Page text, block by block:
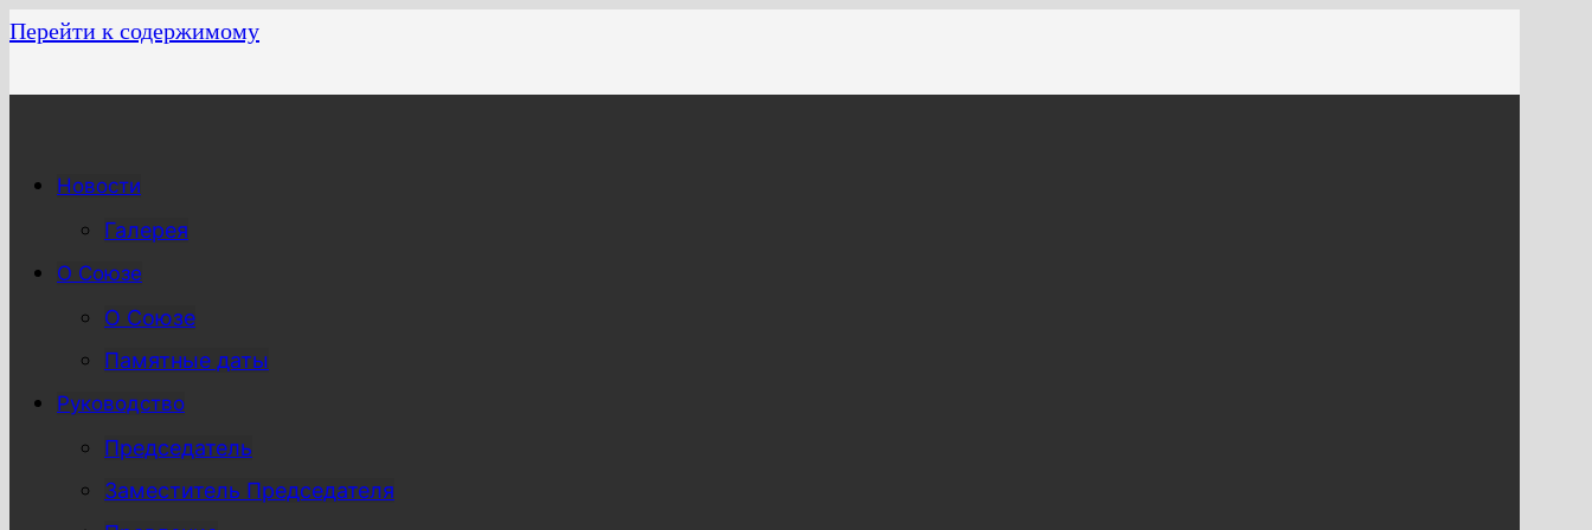
Перейти к содержимому
Новости
Галерея
О Союзе
О Союзе
Памятные даты
Руководство
Председатель
Заместитель Председателя